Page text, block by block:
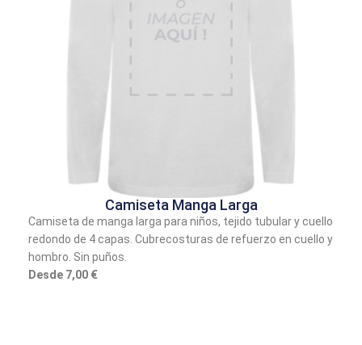
Camiseta Manga Larga
Camiseta de manga larga para niños, tejido tubular y cuello
redondo de 4 capas. Cubrecosturas de refuerzo en cuello y
hombro. Sin puños.
Desde 7,00 €